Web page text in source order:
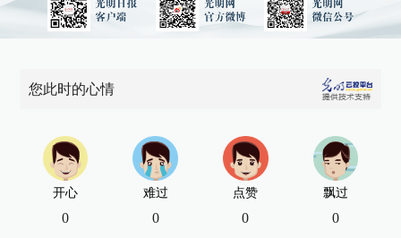
您此时的心情
开心
0
难过
0
点赞
0
飘过
0